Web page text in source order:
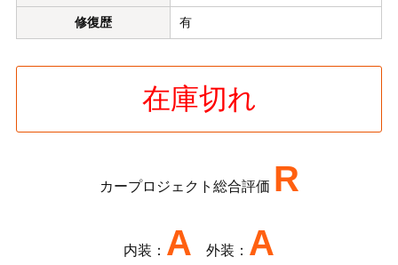
修復歴 有
在庫切れ
カープロジェクト総合評価 R
内装： A 外装： A